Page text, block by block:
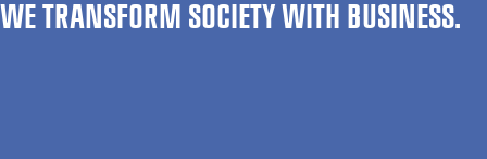
WE TRANSFORM SOCIETY WITH BUSINESS.